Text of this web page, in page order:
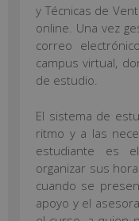
y Técnicas de
online. Una vez
correo
campus virtual,
de estudio.
El sistema de
ritmo y a las
estudiante es
organizar sus
cuando se
apoyo y el